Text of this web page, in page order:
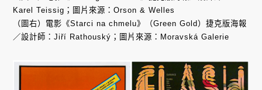
Karel Teissig；圖片來源：Orson & Welles
（圖右）電影《Starci na chmelu》（Green Gold）捷克版海報
／設計師：Jiří Rathouský；圖片來源：Moravská Galerie